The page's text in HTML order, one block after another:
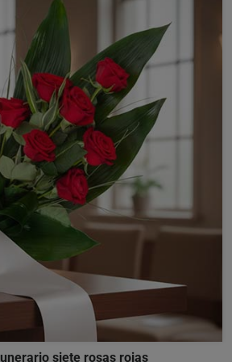
siete rosas rojas